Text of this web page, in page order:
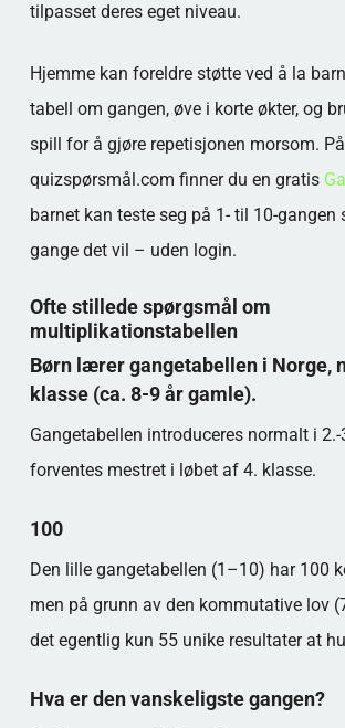
tilpasset deres eget niveau.
Hjemme kan foreldre støtte ved å la
tabell om gangen, øve i korte økter, og
spill for å gjøre repetisjonen morsom. På
quizspørsmål.com finner du en gratis
barnet kan teste seg på 1- til 10-gangen
gange det vil – uden login.
Ofte stillede spørgsmål om
multiplikationstabellen
Børn lærer gangetabellen i Norge,
klasse (ca. 8-9 år gamle).
Gangetabellen introduceres normalt i
forventes mestret i løbet af 4. klasse.
100
Den lille gangetabellen (1–10) har 100
men på grunn av den kommutative lov
det egentlig kun 55 unike resultater at
Hva er den vanskeligste gangen?